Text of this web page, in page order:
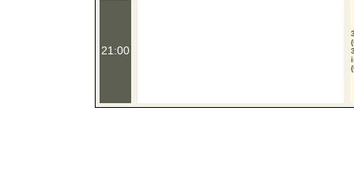
21:00